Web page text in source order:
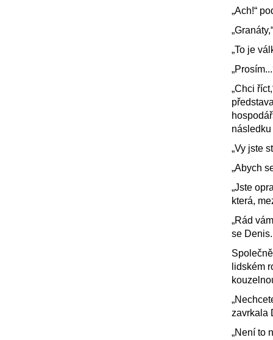
„Ach!“
„To je
„Chci
následku
„Vy jste
„Abych
„Jste
která,
„Rád
se Denis.
lidském
zavrkala
„Není to